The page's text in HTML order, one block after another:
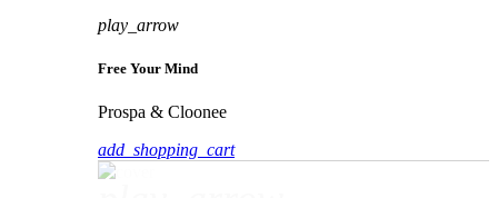
play_arrow
Free Your Mind
Prospa & Cloonee
add_shopping_cart